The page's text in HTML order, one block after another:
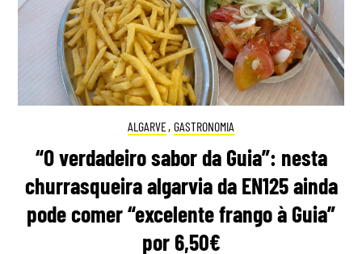
ALGARVE, GASTRONOMIA
“O verdadeiro sabor da Guia”: nesta
churrasqueira algarvia da EN125 ainda
pode comer “excelente frango à Guia”
por 6,50€